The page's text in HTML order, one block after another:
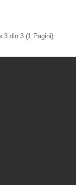
3 din 3 (1 Pagini)